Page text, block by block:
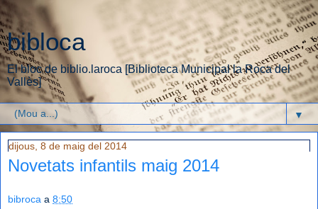
bibloca
El bloc de biblio.laroca [Biblioteca Municipal la Roca del
Vallès]
▼
dijous, 8 de maig del 2014
Novetats infantils maig 2014
bibroca a 8:50